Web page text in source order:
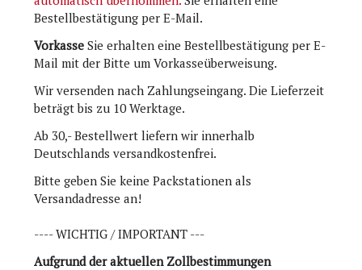
Bestellbestätigung per E-Mail.
Vorkasse Sie erhalten eine Bestellbestätigung per E-
Mail mit der Bitte um Vorkasseüberweisung.
Wir versenden nach Zahlungseingang. Die Lieferzeit
beträgt bis zu 10 Werktage.
Ab 30,- Bestellwert liefern wir innerhalb
Deutschlands versandkostenfrei.
Bitte geben Sie keine Packstationen als
Versandadresse an!
---- WICHTIG / IMPORTANT ---
Aufgrund der aktuellen Zollbestimmungen